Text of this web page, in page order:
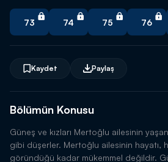
Bölümün Konusu
Güneş ve kızları Mertoğlu ailesinin
gibi düşerler. Mertoğlu ailesinin hayatı,
göründüğü kadar mükemmel değildir.
Kaydet Paylaş
73 74 75 76